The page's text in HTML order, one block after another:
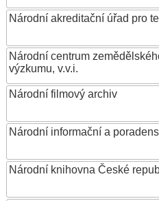
Národní akreditační úřad pro
Národní centrum
výzkumu, v.v.i.
Národní filmový archiv
Národní informační a
Národní knihovna České